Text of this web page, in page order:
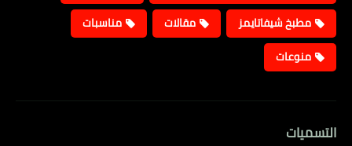
مطبخ شيفاتايمز
مقالات
مناسبات
منوعات
التسميات